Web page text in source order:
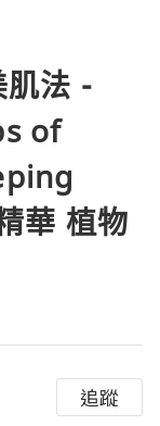
肌法 -
of
華 植物
追蹤